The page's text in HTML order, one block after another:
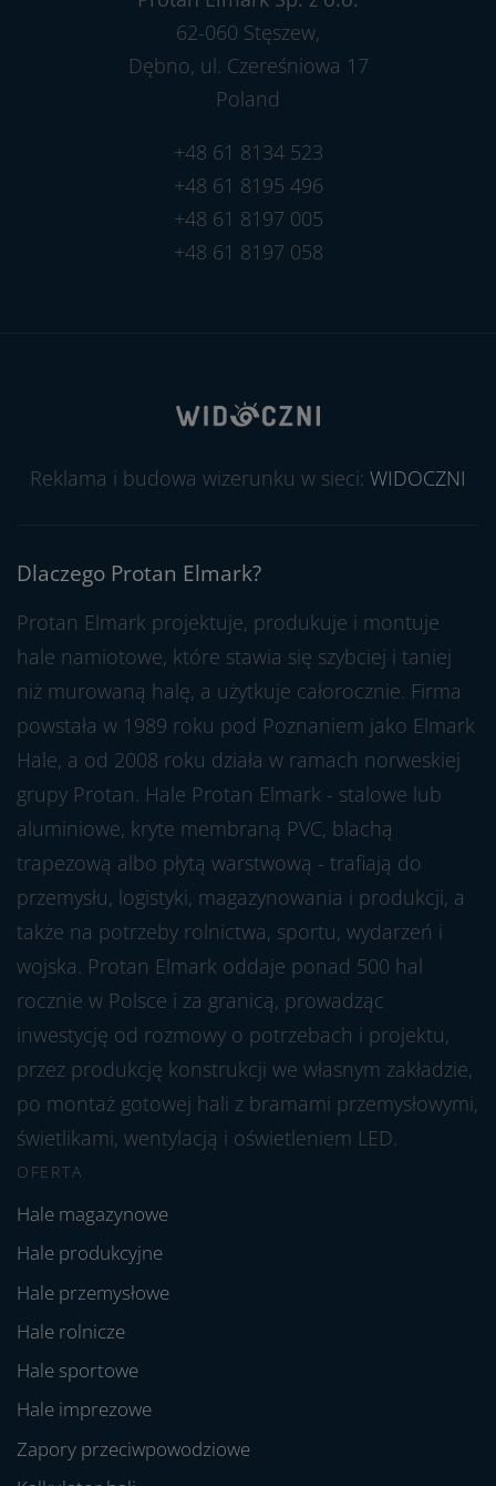
62-060 Stęszew,
Dębno, ul. Czereśniowa 17
Poland
+48 61 8134 523
+48 61 8195 496
+48 61 8197 005
+48 61 8197 058
Reklama i budowa wizerunku w sieci: WIDOCZNI
Dlaczego Protan Elmark?
Protan Elmark projektuje, produkuje i montuje
hale namiotowe, które stawia się szybciej i taniej
niż murowaną halę, a użytkuje całorocznie. Firma
powstała w 1989 roku pod Poznaniem jako Elmark
Hale, a od 2008 roku działa w ramach norweskiej
grupy Protan. Hale Protan Elmark - stalowe lub
aluminiowe, kryte membraną PVC, blachą
trapezową albo płytą warstwową - trafiają do
przemysłu, logistyki, magazynowania i produkcji, a
także na potrzeby rolnictwa, sportu, wydarzeń i
wojska. Protan Elmark oddaje ponad 500 hal
rocznie w Polsce i za granicą, prowadząc
inwestycję od rozmowy o potrzebach i projektu,
przez produkcję konstrukcji we własnym zakładzie,
po montaż gotowej hali z bramami przemysłowymi,
świetlikami, wentylacją i oświetleniem LED.
OFERTA
Hale magazynowe
Hale produkcyjne
Hale przemysłowe
Hale rolnicze
Hale sportowe
Hale imprezowe
Zapory przeciwpowodziowe